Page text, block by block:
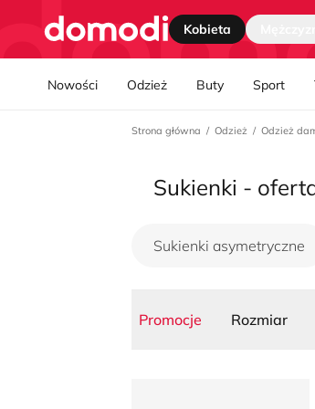
Nawgiacja kategorii
Strona główna Kobieta
Nowości Odzież Buty Sport
Strona główna Odzież Odzież
Sukienki -
Sukienki asymetryczne
Promocje Rozmiar